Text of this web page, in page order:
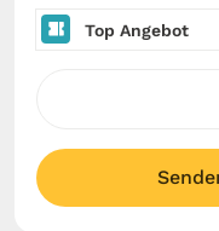
Top Angebot